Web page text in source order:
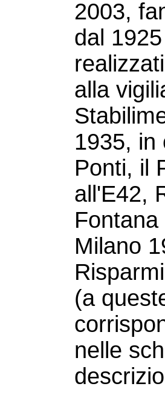
2003,
dal
alla
1935, in
Ponti, il
all'E42,
Milano
(a
nelle